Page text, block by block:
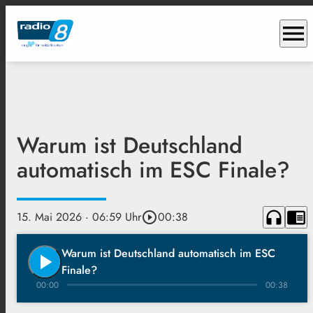
menu
Warum ist Deutschland
automatisch im ESC Finale?
15. Mai 2026 · 06:59 Uhrplay_circle_outline00:38 headphones chrome_reader_mode
play_arrow
Warum ist Deutschland automatisch im ESC
Finale?
00:00 00:38